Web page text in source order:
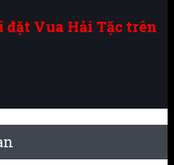
đặt Vua Hải Tặc trên